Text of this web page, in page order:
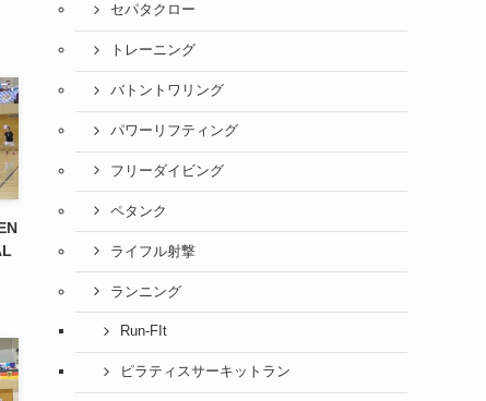
セパタクロー
トレーニング
バトントワリング
パワーリフティング
フリーダイビング
ペタンク
ライフル射撃
ランニング
Run-FIt
ピラティスサーキットラン